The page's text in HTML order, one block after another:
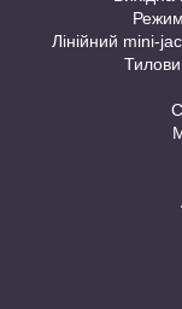
Лінійний mini-